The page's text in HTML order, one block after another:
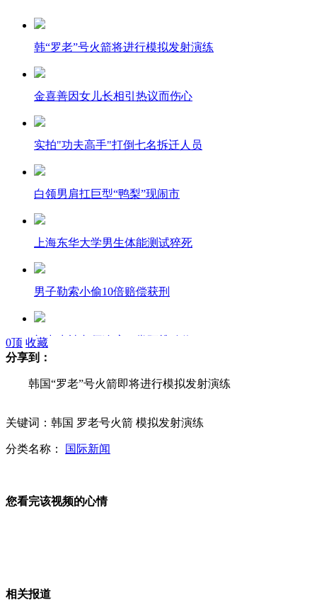
韩“罗老”号火箭将进行模拟发射演练
金喜善因女儿长相引热议而伤心
实拍"功夫高手"打倒七名拆迁人员
白领男肩扛巨型“鸭梨”现闹市
上海东华大学男生体能测试猝死
男子勒索小偷10倍赔偿获刑
初中生被老师连扇巴掌颈椎移位
男子抢银行卡 取钱紧张忘密码
0顶 收藏
分享到：
韩国“罗老”号火箭即将进行模拟发射演练
关键词：韩国 罗老号火箭 模拟发射演练
分类名称： 国际新闻
您看完该视频的心情
相关报道